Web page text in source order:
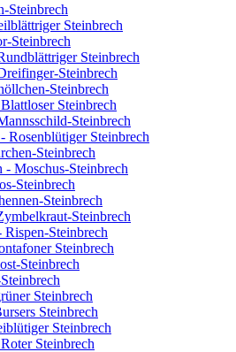
Steinbrech
Steinbrech
Steinbrech
Steinbrech
Steinbrech
Steinbrech
Steinbrech
Steinbrech
Rosenblütiger Steinbrech
Steinbrech
- Moschus-Steinbrech
Steinbrech
Steinbrech
Steinbrech
Steinbrech
Steinbrech
Steinbrech
Steinbrech
Steinbrech
Steinbrech
Steinbrech